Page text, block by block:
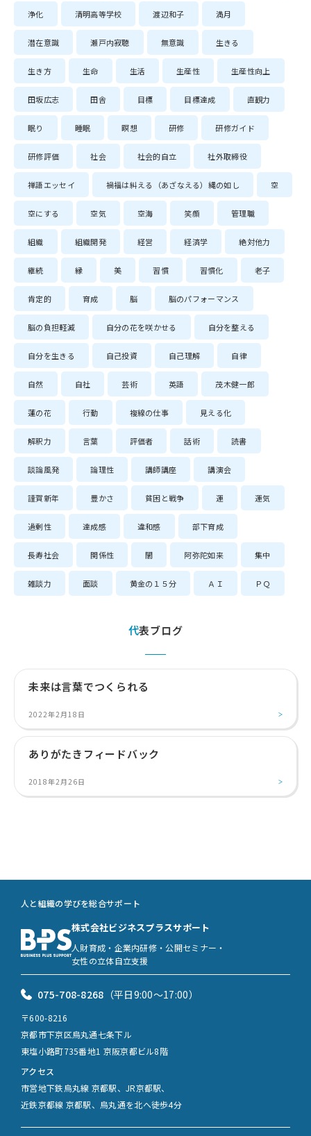
浄化 清明高等学校 渡辺和子 満月
潜在意識 瀬戸内寂聴 無意識 生きる
生き方 生命 生活 生産性 生産性向上
田坂広志 田舎 目標 目標達成 直観力
眠り 睡眠 瞑想 研修 研修ガイド
研修評価 社会 社会的自立 社外取締役
禅語エッセイ 禍福は糾える（あざなえる）縄の如し 空
空にする 空気 空海 笑顔 管理職
組織 組織開発 経営 経済学 絶対他力
継続 縁 美 習慣 習慣化 老子
肯定的 育成 脳 脳のパフォーマンス
脳の負担軽減 自分の花を咲かせる 自分を整える
自分を生きる 自己投資 自己理解 自律
自然 自社 芸術 英語 茂木健一郎
蓮の花 行動 複線の仕事 見える化
解釈力 言葉 評価者 話術 読書
談論風発 論理性 講師講座 講演会
謹賀新年 豊かさ 貧困と戦争 運 運気
過剰性 達成感 違和感 部下育成
長寿社会 関係性 闇 阿弥陀如来 集中
雑談力 面談 黄金の１５分 ＡＩ ＰＱ
代表ブログ
未来は言葉でつくられる
2022年2月18日
ありがたきフィードバック
2018年2月26日
人と組織の学びを総合サポート
株式会社ビジネスプラスサポート
人財育成・企業内研修・公開セミナー・
女性の立体自立支援
075-708-8268 （平日9:00〜17:00）
〒600-8216
京都市下京区烏丸通七条下ル
東塩小路町735番地1 京阪京都ビル8階
アクセス
市営地下鉄烏丸線 京都駅、JR京都駅、
近鉄京都線 京都駅、烏丸通を北へ徒歩4分